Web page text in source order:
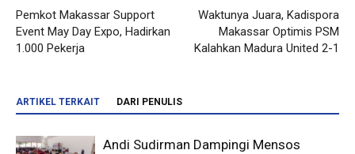
Pemkot Makassar Support
Event May Day Expo, Hadirkan
1.000 Pekerja
Waktunya Juara, Kadispora
Makassar Optimis PSM
Kalahkan Madura United 2-1
ARTIKEL TERKAIT DARI PENULIS
Andi Sudirman Dampingi Mensos